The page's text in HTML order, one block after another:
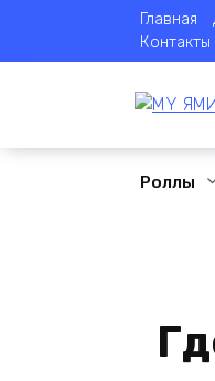
содержанию
Главная
Контакты
Роллы